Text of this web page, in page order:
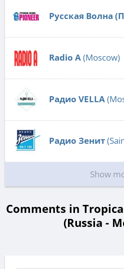
Русская Волна
Radio А(Moscow)
Радио VELLA
Радио Зенит
Show
Comments in
(Russia -